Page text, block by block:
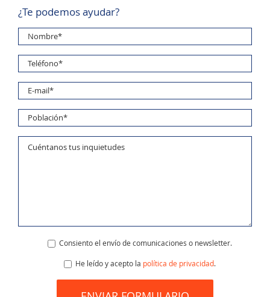
¿Te podemos ayudar?
Consiento el envío de comunicaciones o newsletter.
He leído y acepto la política de privacidad.